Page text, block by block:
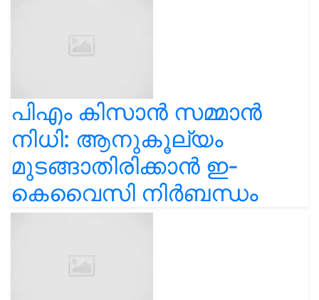
പിഎം കിസാൻ സമ്മാൻ
നിധി: ആനുകൂല്യം
മുടങ്ങാതിരിക്കാൻ ഇ-
കെവൈസി നിർബന്ധം